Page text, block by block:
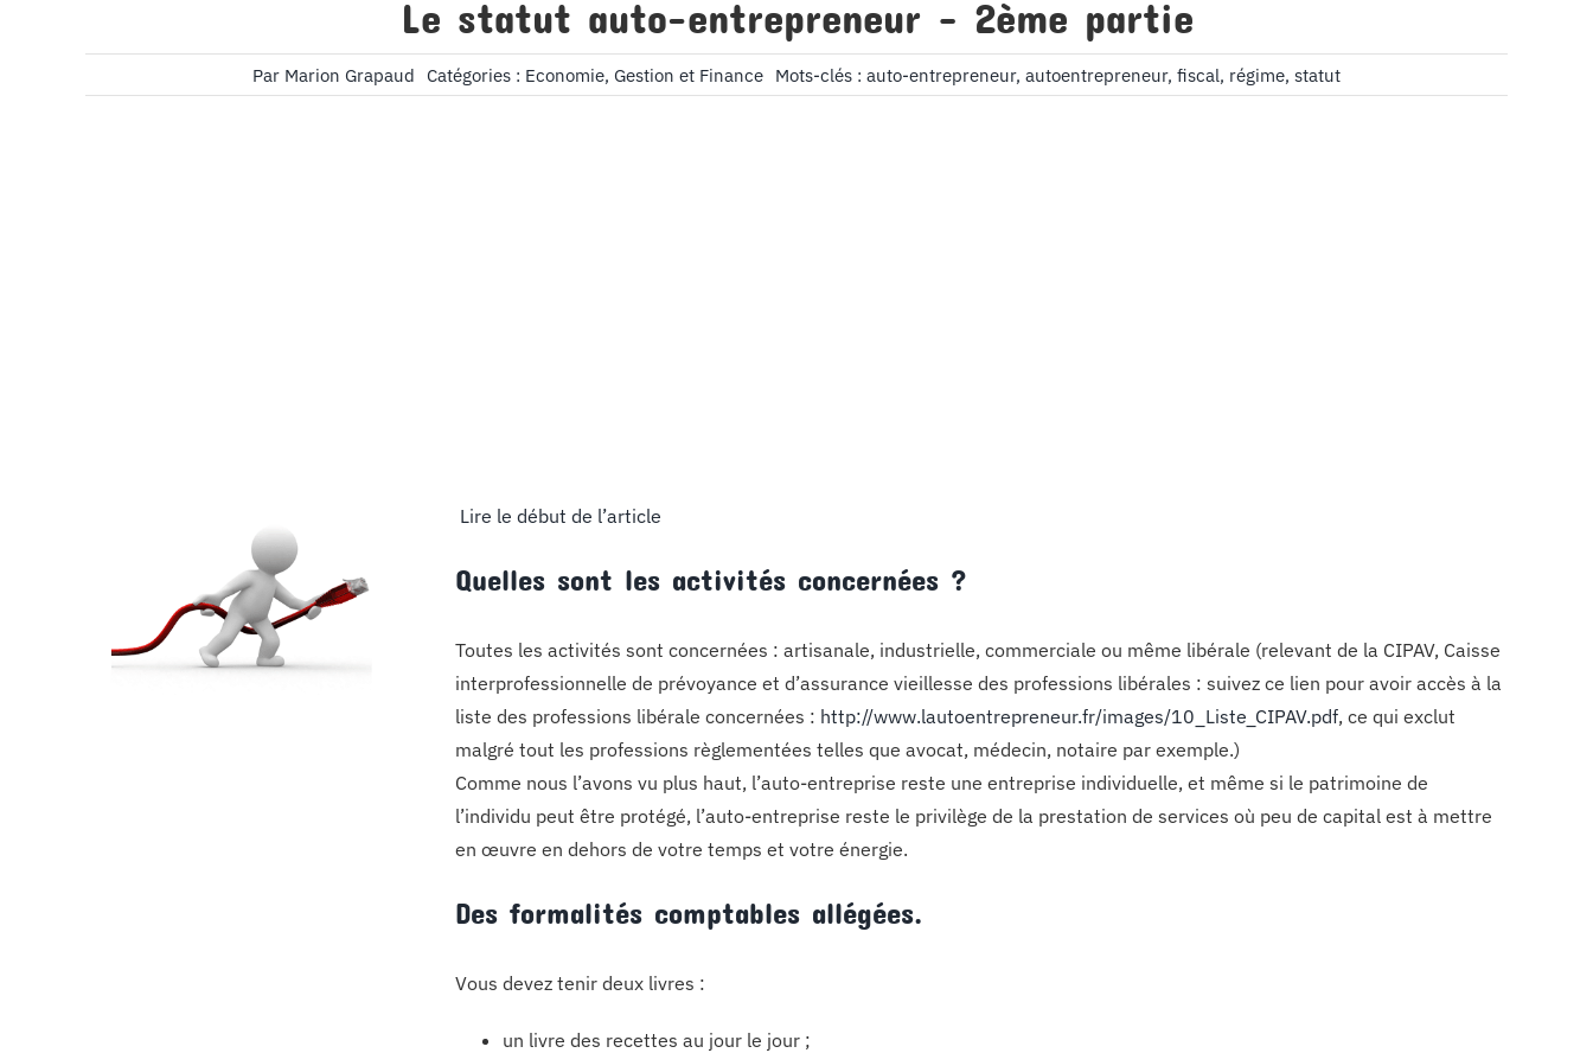
Le statut auto-entrepreneur – 2ème partie
Par Marion Grapaud Catégories : Economie, Gestion et Finance Mots-clés : auto-entrepreneur, autoentrepreneur, fiscal, régime, statut
Lire le début de l’article
Quelles sont les activités concernées ?
Toutes les activités sont concernées : artisanale, industrielle, commerciale ou même libérale (relevant de la CIPAV, Caisse
interprofessionnelle de prévoyance et d’assurance vieillesse des professions libérales : suivez ce lien pour avoir accès à la
liste des professions libérale concernées : http://www.lautoentrepreneur.fr/images/10_Liste_CIPAV.pdf, ce qui exclut
malgré tout les professions règlementées telles que avocat, médecin, notaire par exemple.)
Comme nous l’avons vu plus haut, l’auto-entreprise reste une entreprise individuelle, et même si le patrimoine de
l’individu peut être protégé, l’auto-entreprise reste le privilège de la prestation de services où peu de capital est à mettre
en œuvre en dehors de votre temps et votre énergie.
Des formalités comptables allégées.
Vous devez tenir deux livres :
un livre des recettes au jour le jour ;